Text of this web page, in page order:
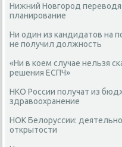
Нижний Новгород
планирование
Ни один из кандидатов на
не получил должность
«Ни в коем случае нельзя
решения ЕСПЧ»
НКО России получат из
здравоохранение
НОК Белоруссии:
открытости